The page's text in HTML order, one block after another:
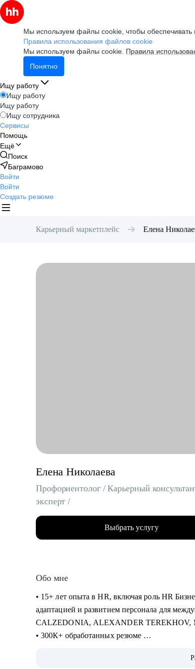
Мы используем файлы cookie, чтобы обеспечивать
Правила использования файлов cookie
Мы используем файлы cookie. Правила
Понятно
Ищу работу
Ищу работу
Ищу работу
Ищу сотрудника
Сервисы
Помощь
Ещё
Поиск
Баграмово
Войти
Войти
Создать резюме
Карьерный маркетплейс Елена
Елена Николаева
Профориентолог / Карьерный
эксперт /
Выбрать услугу
Обо мне
• 15+ лет опыта в HR, включая роль HR
адаптацией и развитием персонала для
CALZEDONIA, ALEXANDER TEREKHOV,
• 300К+ обработанных резюме
Закупки, Склад, E-Commerce,